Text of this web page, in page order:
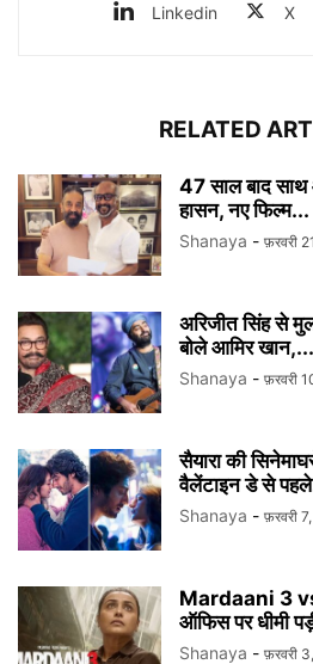
Linkedin X
RELATED
47 साल बाद
हासन, नए फिल्म...
Shanaya - फ़रवरी
अरिजीत सिंह से
बोले आमिर खान,...
Shanaya - फ़रवरी
सैयारा की
वैलेंटाइन डे से
Shanaya - फ़रवरी
Mardaani 3
ऑफिस पर धीमी
Shanaya - फ़रवरी